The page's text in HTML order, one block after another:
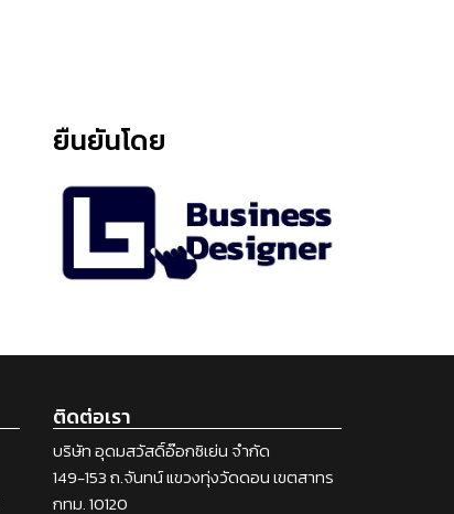
ยืนยันโดย
ติดต่อเรา
บริษัท อุดมสวัสดิ์อ๊อกซิเย่น จำกัด
149-153 ถ.จันทน์ แขวงทุ่งวัดดอน เขตสาทร
กทม. 10120